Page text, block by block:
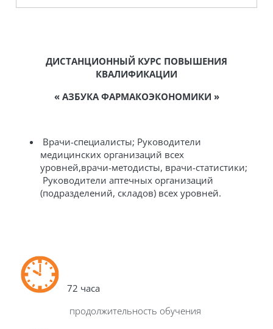
ДИСТАНЦИОННЫЙ КУРС ПОВЫШЕНИЯ
КВАЛИФИКАЦИИ
« АЗБУКА ФАРМАКОЭКОНОМИКИ »
Врачи-специалисты; Руководители
медицинских организаций всех
уровней,врачи-методисты, врачи-статистики;
Руководители аптечных организаций
(подразделений, складов) всех уровней.
72 часа
продолжительность обучения